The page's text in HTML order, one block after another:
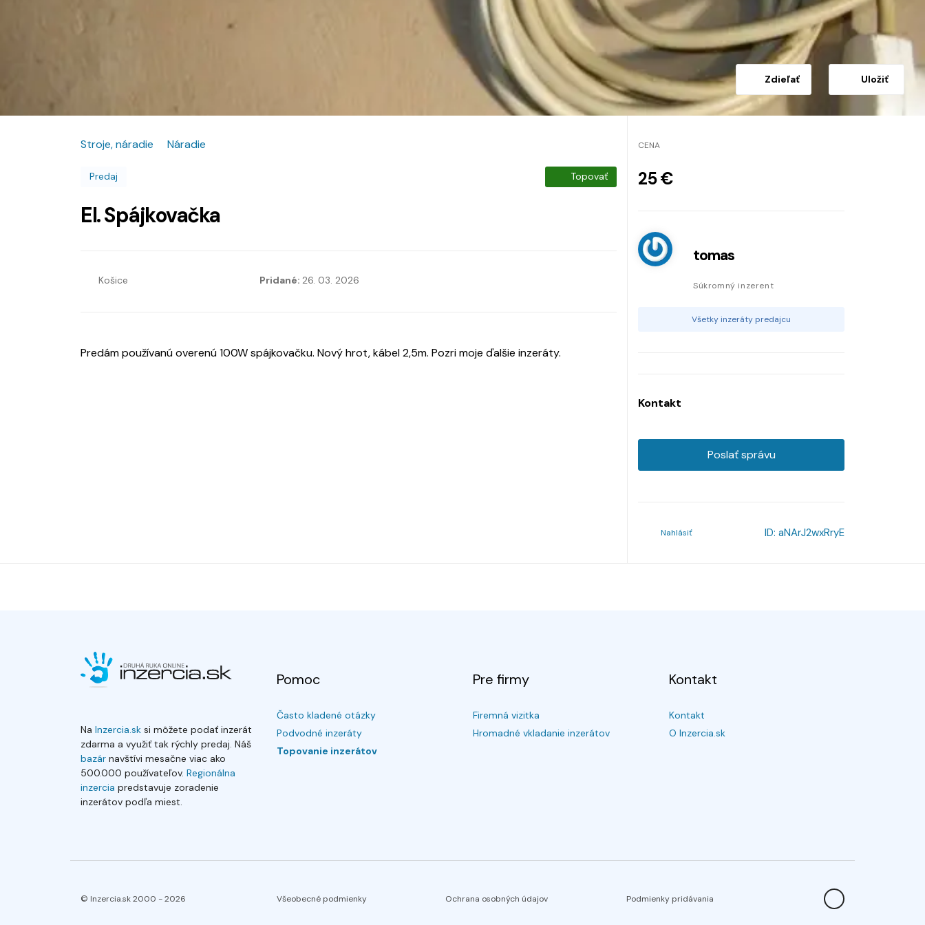
Zdieľať Uložiť
Stroje, náradie Náradie
Predaj Topovať
El. Spájkovačka
Košice Pridané: 26. 03. 2026
Predám používanú overenú 100W spájkovačku. Nový hrot, kábel 2,5m. Pozri moje ďalšie inzeráty.
CENA
25 €
tomas
Súkromný inzerent
Všetky inzeráty predajcu
Kontakt
Poslať správu
Nahlásiť ID: aNArJ2wxRryE
Na Inzercia.sk si môžete podať inzerát
zdarma a využiť tak rýchly predaj. Náš
bazár navštívi mesačne viac ako
500.000 používateľov. Regionálna
inzercia predstavuje zoradenie
inzerátov podľa miest.
Pomoc
Často kladené otázky
Podvodné inzeráty
Topovanie inzerátov
Pre firmy
Firemná vizitka
Hromadné vkladanie inzerátov
Kontakt
Kontakt
O Inzercia.sk
© Inzercia.sk 2000 -2026 Všeobecné podmienky Ochrana osobných údajov Podmienky pridávania